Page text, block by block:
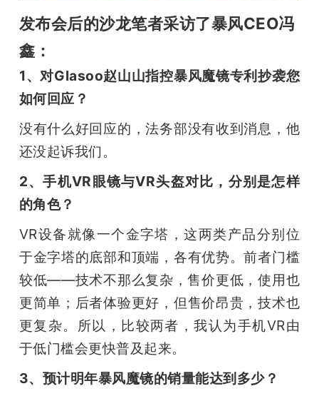
发布会后的沙龙笔者采访了暴风CEO冯
鑫：
1、对Glasoo赵山山指控暴风魔镜专利抄袭您
如何回应？
没有什么好回应的，法务部没有收到消息，他
还没起诉我们。
2、手机VR眼镜与VR头盔对比，分别是怎样
的角色？
VR设备就像一个金字塔，这两类产品分别位
于金字塔的底部和顶端，各有优势。前者门槛
较低——技术不那么复杂，售价更低，使用也
更简单；后者体验更好，但售价昂贵，技术也
更复杂。所以，比较两者，我认为手机VR由
于低门槛会更快普及起来。
3、预计明年暴风魔镜的销量能达到多少？